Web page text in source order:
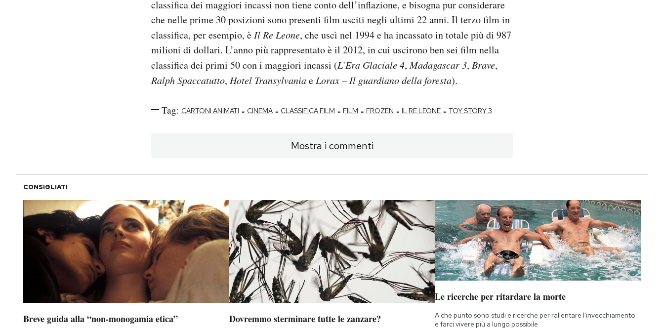
classifica dei maggiori incassi non tiene conto dell’inflazione, e bisogna pur considerare
che nelle prime 30 posizioni sono presenti film usciti negli ultimi 22 anni. Il terzo film in
classifica, per esempio, è Il Re Leone, che uscì nel 1994 e ha incassato in totale più di 987
milioni di dollari. L’anno più rappresentato è il 2012, in cui uscirono ben sei film nella
classifica dei primi 50 con i maggiori incassi (L’Era Glaciale 4,Madagascar 3, Brave,
Ralph Spaccatutto, Hotel Transylvaniae Lorax – Il guardiano della foresta).
Tag: CARTONI ANIMATI - CINEMA - CLASSIFICA FILM - FILM - FROZEN - IL RE LEONE - TOY STORY 3
Mostra i commenti
CONSIGLIATI
Breve guida alla “non-monogamia etica” Dovremmo sterminare tutte le zanzare?
Le ricerche per ritardare la morte
A che punto sono studi e ricerche per rallentare l'invecchiamento
e farci vivere più a lungo possibile